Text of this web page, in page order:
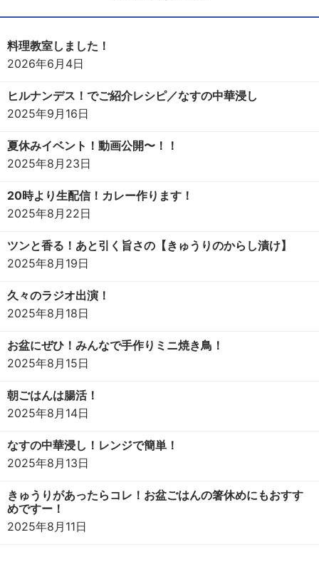
料理教室しました！
2026年6月4日
ヒルナンデス！でご紹介レシピ／なすの中華浸し
2025年9月16日
夏休みイベント！動画公開〜！！
2025年8月23日
20時より生配信！カレー作ります！
2025年8月22日
ツンと香る！あと引く旨さの【きゅうりのからし漬け】
2025年8月19日
久々のラジオ出演！
2025年8月18日
お盆にぜひ！みんなで手作りミニ焼き鳥！
2025年8月15日
朝ごはんは腸活！
2025年8月14日
なすの中華浸し！レンジで簡単！
2025年8月13日
きゅうりがあったらコレ！お盆ごはんの箸休めにもおすす
めですー！
2025年8月11日